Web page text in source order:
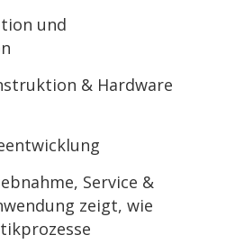
und
& Hardware
Service &
zeigt, wie